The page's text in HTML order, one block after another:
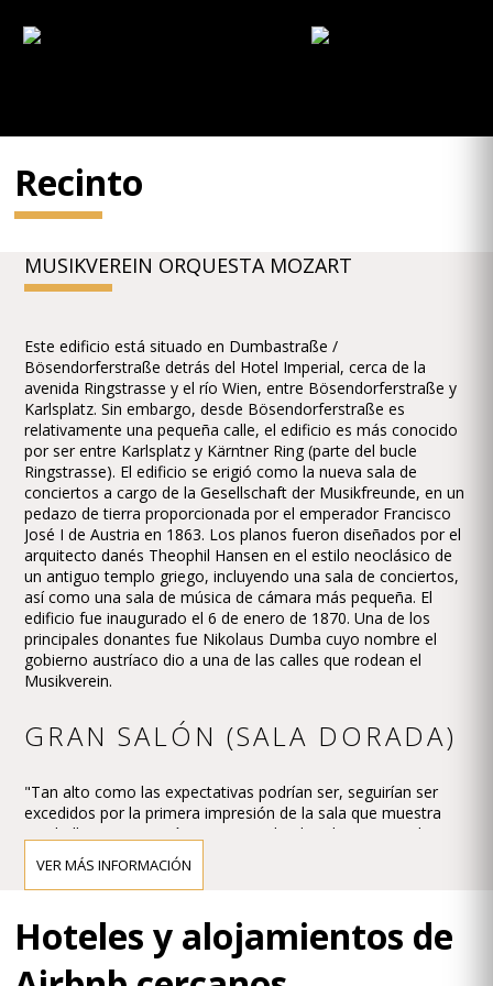
Recinto
MUSIKVEREIN ORQUESTA MOZART
Este edificio está situado en Dumbastraße /
Bösendorferstraße detrás del Hotel Imperial, cerca de la
avenida Ringstrasse y el río Wien, entre Bösendorferstraße y
Karlsplatz. Sin embargo, desde Bösendorferstraße es
relativamente una pequeña calle, el edificio es más conocido
por ser entre Karlsplatz y Kärntner Ring (parte del bucle
Ringstrasse). El edificio se erigió como la nueva sala de
conciertos a cargo de la Gesellschaft der Musikfreunde, en un
pedazo de tierra proporcionada por el emperador Francisco
José I de Austria en 1863. Los planos fueron diseñados por el
arquitecto danés Theophil Hansen en el estilo neoclásico de
un antiguo templo griego, incluyendo una sala de conciertos,
así como una sala de música de cámara más pequeña. El
edificio fue inaugurado el 6 de enero de 1870. Una de los
principales donantes fue Nikolaus Dumba cuyo nombre el
gobierno austríaco dio a una de las calles que rodean el
Musikverein.
GRAN SALÓN (SALA DORADA)
"Tan alto como las expectativas podrían ser, seguirían ser
excedidos por la primera impresión de la sala que muestra
una belleza arquitectónica y un esplendor elegante por lo que
es el único de su tipo." Esta fue la reacción de la prensa a la
apertura del nuevo edificio Musikverein y el primer concierto
en la Grosser Musikvereinssaal el 6 de enero de 1870.
La impresión debe haber sido abrumadora - tan abrumadora
que conduce el crítico de Viena, Eduard Hanslick,
irritantemente planteó el interrogante de si esta Großer
VER MÁS INFORMACIÓN
Hoteles y alojamientos de